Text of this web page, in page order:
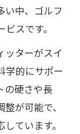
い中、ゴルフ
スです。
ッターがスイ
学的にサポー
の硬さや長
が可能で、
ています。